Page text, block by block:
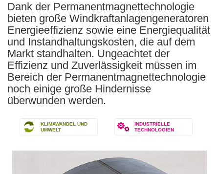
Dank der Permanentmagnettechnologie
bieten große Windkraftanlagengeneratoren
Energieeffizienz sowie eine Energiequalität
und Instandhaltungskosten, die auf dem
Markt standhalten. Ungeachtet der
Effizienz und Zuverlässigkeit müssen im
Bereich der Permanentmagnettechnologie
noch einige große Hindernisse
überwunden werden.
KLIMAWANDEL UND
UMWELT
INDUSTRIELLE
TECHNOLOGIEN